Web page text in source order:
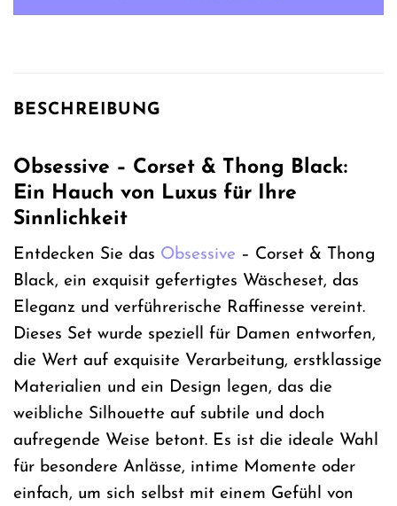
BESCHREIBUNG
Obsessive – Corset & Thong Black:
Ein Hauch von Luxus für Ihre
Sinnlichkeit
Entdecken Sie das Obsessive – Corset & Thong
Black, ein exquisit gefertigtes Wäscheset, das
Eleganz und verführerische Raffinesse vereint.
Dieses Set wurde speziell für Damen entworfen,
die Wert auf exquisite Verarbeitung, erstklassige
Materialien und ein Design legen, das die
weibliche Silhouette auf subtile und doch
aufregende Weise betont. Es ist die ideale Wahl
für besondere Anlässe, intime Momente oder
einfach, um sich selbst mit einem Gefühl von